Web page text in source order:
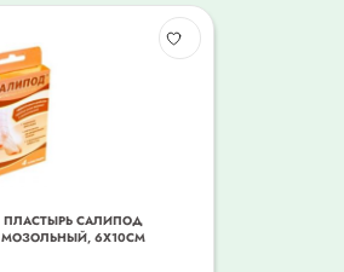
ПЛАСТЫРЬ САЛИПОД
МОЗОЛЬНЫЙ, 6Х10СМ